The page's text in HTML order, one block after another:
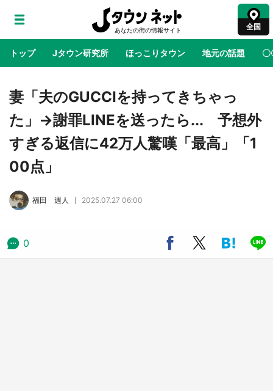
全国
トップ Jタウン研究所 ほっこりタウン 地元の話題 〇
地域×二次元 絶景 あの時はありがとう
鳥取・境港「ゲゲゲの妖怪楽園」限定だった鬼
太郎グッズ買える 銀座・博品館TOY PARKへ
公式プロモ動画で「聖地」が生産されてます
『薬屋のひとりごと』の〝舞〟の世界に入り込
む 六本木ヒルズ展望台でコラボ、本邦初公開
妻「夫のGUCCIを持ってきちゃっ
た」→謝罪LINEを送ったら... 予想外
すぎる返信に42万人驚嘆「最高」「1
00点」
福田 週人 2025.07.27 06:00
0